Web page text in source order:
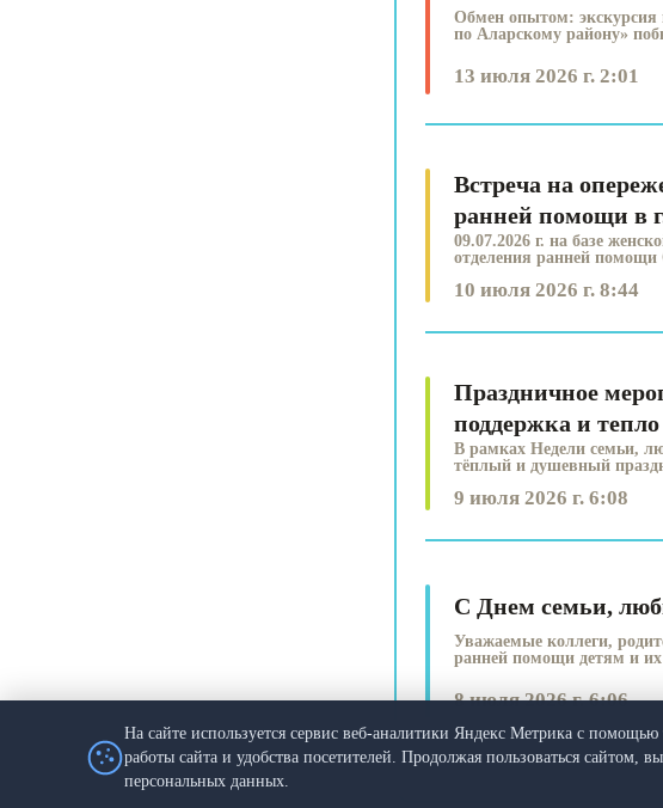
Обмен опытом:
по Аларскому району»
13 июля 2026 г. 2:01
Встреча на
ранней помощи в
09.07.2026 г. на базе
отделения ранней
10 июля 2026 г. 8:44
Праздничное
поддержка и
В рамках Недели семьи,
тёплый и душевный
9 июля 2026 г. 6:08
С Днем семьи,
Уважаемые коллеги,
ранней помощи детям и их
8 июля 2026 г. 6:06
На сайте используется сервис веб-аналитики Яндекс Метрика с
работы сайта и удобства посетителей. Продолжая пользоваться
персональных данных.